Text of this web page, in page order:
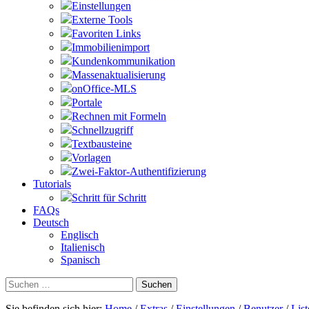
Einstellungen
Externe Tools
Favoriten Links
Immobilienimport
Kundenkommunikation
Massenaktualisierung
onOffice-MLS
Portale
Rechnen mit Formeln
Schnellzugriff
Textbausteine
Vorlagen
Zwei-Faktor-Authentifizierung
Tutorials
Schritt für Schritt
FAQs
Deutsch
Englisch
Italienisch
Spanisch
Suchen
nach: